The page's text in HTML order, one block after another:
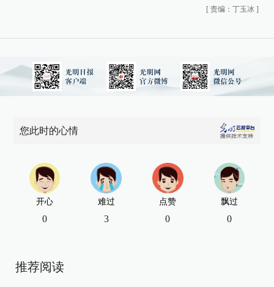
[ 责编：丁玉冰 ]
您此时的心情
开心
0
难过
3
点赞
0
飘过
0
推荐阅读